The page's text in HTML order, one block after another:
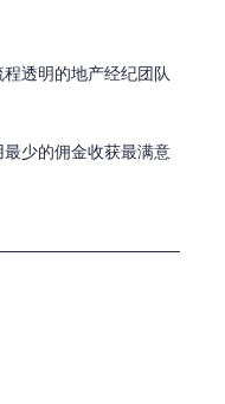
透明的地产经纪团队
少的佣金收获最满意